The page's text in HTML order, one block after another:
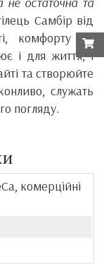
Самбір від
комфорту та
і для життя, і
та створюйте
служать
погляду.
комерційні